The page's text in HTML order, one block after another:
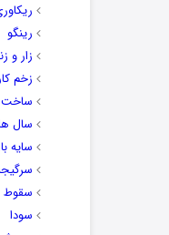
رینگو
زار و
زخم
ساخت
سال
سایه
سقوط
سودا